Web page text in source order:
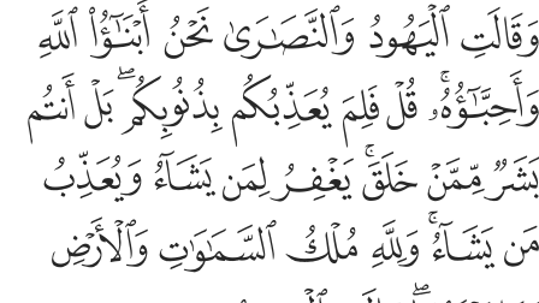
وقالت اليهود والنصارى نحن ابناء الله واحباوه قل فلم يعذبكم
وَقَالَتِ ٱلْيَهُودُ وَٱلنَّصَـٰرَىٰ نَحْنُ أَبْنَـٰٓؤُا۟ ٱللَّهِ وَأَحِبَّـٰٓؤُهُۥ
ﱁﱂ ﱃﱄ ﱅﱆ
ﱇﱈﱉﱊﱋﱌﱍ ﱎﱏ
ﱐﱑﱒﱓﱔﱕﱖﱗ
ﱘﱙﱚﱛ ﱜﱝﱞ